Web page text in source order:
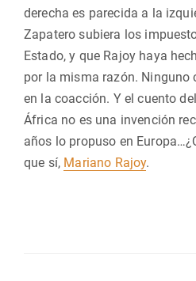
derecha es parecida a la
Zapatero subiera los
Estado, y que Rajoy haya
por la misma razón. Ninguno
en la coacción. Y el cuento
África no es una invención
años lo propuso en
que sí, Mariano Rajoy.